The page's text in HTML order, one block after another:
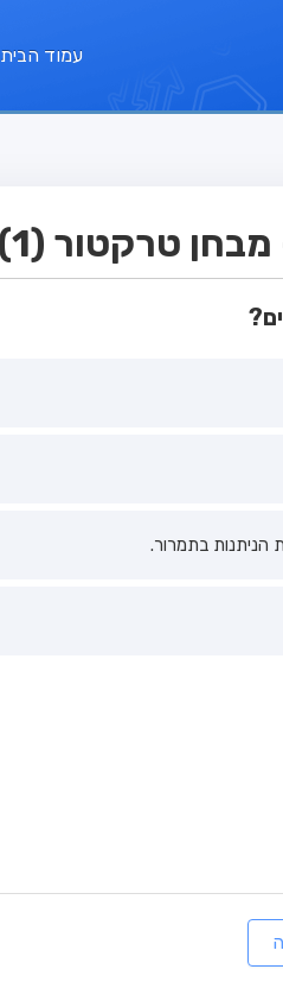
עמוד הבית
טרקטור (1)
הניתנות בתמרור.